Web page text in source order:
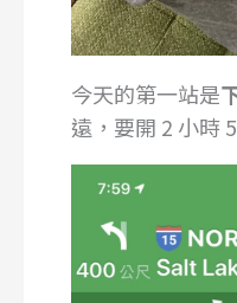
今天的第一站是
遠，要開 2 小時